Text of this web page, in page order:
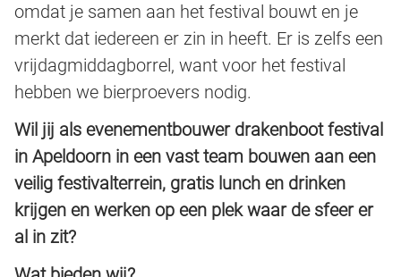
omdat je samen aan het festival bouwt en je
merkt dat iedereen er zin in heeft. Er is zelfs een
vrijdagmiddagborrel, want voor het festival
hebben we bierproevers nodig.
Wil jij als evenementbouwer drakenboot festival
in Apeldoorn in een vast team bouwen aan een
veilig festivalterrein, gratis lunch en drinken
krijgen en werken op een plek waar de sfeer er
al in zit?